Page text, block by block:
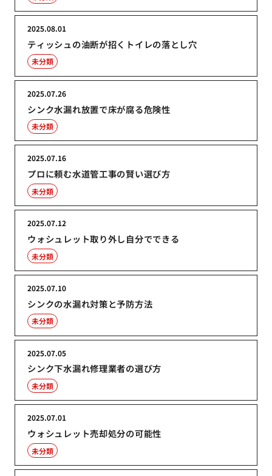
ティッシュの油断が招くトイレの落とし穴
2025.08.01
未分類
シンク水漏れ放置で床が腐る危険性
2025.07.26
未分類
プロに頼む水道管工事の賢い選び方
2025.07.16
未分類
ウォシュレット取り外し自分でできる
2025.07.12
未分類
シンクの水漏れ対策と予防方法
2025.07.10
未分類
シンク下水漏れ修理業者の選び方
2025.07.05
未分類
ウォシュレット売却処分の可能性
2025.07.01
未分類